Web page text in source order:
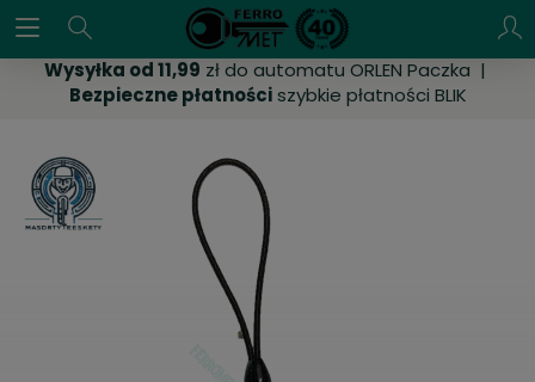
Wysyłka od 11,99 zł do automatu ORLEN Paczka |
Bezpieczne płatnościszybkie płatności BLIK